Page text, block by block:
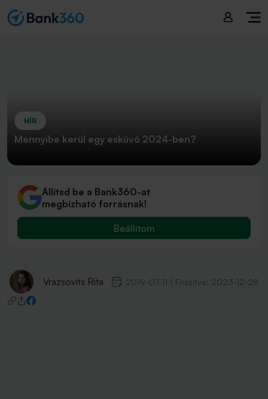
HÍR
Mennyibe kerül egy esküvő 2024-ben?
Állítsd be a Bank360-at
megbízható forrásnak!
Beállítom
Vrazsovits Rita 2019-07-11 Frissítve: 2023-12-28